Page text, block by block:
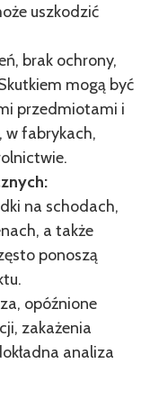
uszkodzić
brak ochrony,
mogą być
przedmiotami i
w fabrykach,
na schodach,
a także
ponoszą
opóźnione
zakażenia
analiza